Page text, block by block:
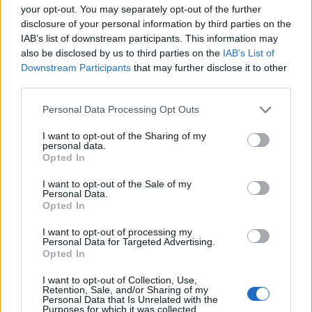
your opt-out. You may separately opt-out of the further
disclosure of your personal information by third parties on the
IAB’s list of downstream participants. This information may
also be disclosed by us to third parties on the IAB’s List of
Downstream Participants that may further disclose it to other
Personal Data Processing Opt Outs
I want to opt-out of the Sharing of my
personal data.
Opted In
I want to opt-out of the Sale of my
Personal Data.
Opted In
I want to opt-out of processing my
Personal Data for Targeted Advertising.
Opted In
I want to opt-out of Collection, Use,
Retention, Sale, and/or Sharing of my
Personal Data that Is Unrelated with the
Purposes for which it was collected.
GAZDASÁG
Majdnem milliárdos kárt okozott a
Vidékfejlesztési Minisztérium egy
közleménnyel, gyorsan törölték
azonban nagy riadalmat keltettek.